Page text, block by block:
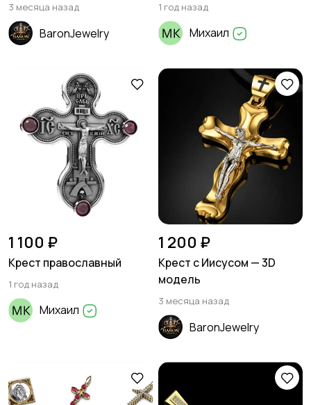
3 месяца назад
BaronJewelry
1 год назад
Михаил
1 100 ₽
Крест православный
1 год назад
Михаил
1 200 ₽
Крест с Иисусом — 3D
модель
3 месяца назад
BaronJewelry